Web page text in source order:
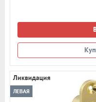
Ликвидация
ЛЕВАЯ